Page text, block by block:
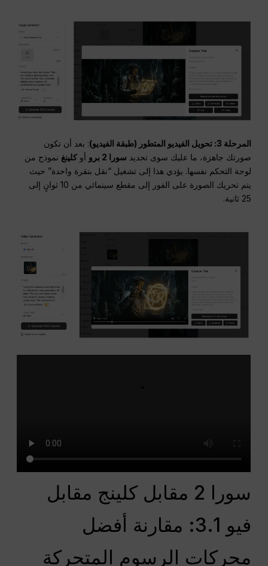
المرحلة 3: تحويل الفيديو المتطور (طبقة الفيديو)
: بعد أن تكون
صورتك جاهزة، ما عليك سوى تحديد سورا 2 برو أوكلينغ نموذج من
لوحة التحكم نفسها. يؤدي هذا إلى تشغيل “نقل بنقرة واحدة” حيث
يتم تحريك الصورة على الفور إلى مقطع سينمائي من 10 ثوانٍ إلى
25 ثانية.
سورا 2 مقابل كلينج مقابل
فيو 3.1: مقارنة أفضل
محركات الرسوم المتحركة